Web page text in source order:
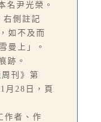
名尹光榮。
右側註記
如不及而
曼上」。
跡。
刊》第
月28日，頁
作者、作